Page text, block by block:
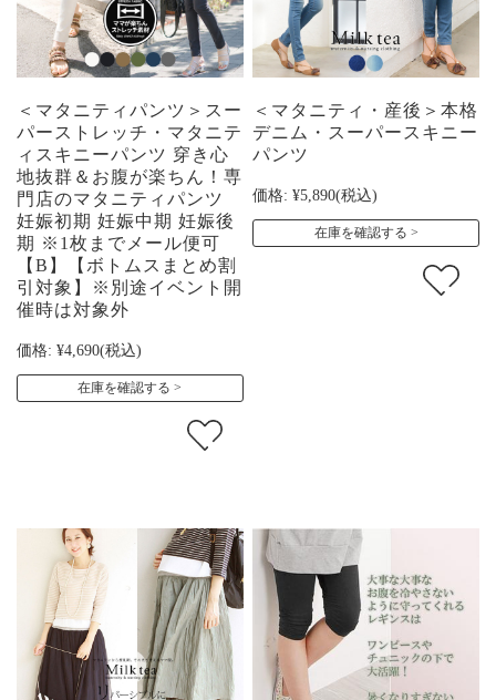
＜マタニティパンツ＞スー
パーストレッチ・マタニテ
ィスキニーパンツ 穿き心
地抜群＆お腹が楽ちん！専
門店のマタニティパンツ
妊娠初期 妊娠中期 妊娠後
期 ※1枚までメール便可
【B】【ボトムスまとめ割
引対象】※別途イベント開
催時は対象外
価格: ¥4,690(税込)
在庫を確認する
＜マタニティ・産後＞本格
デニム・スーパースキニー
パンツ
価格: ¥5,890(税込)
在庫を確認する